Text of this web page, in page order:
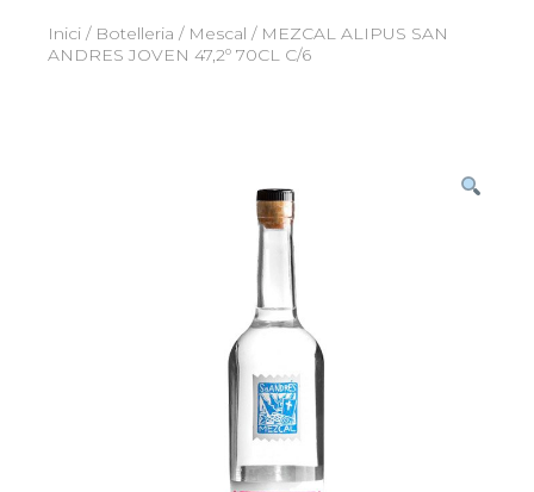
Inici / Botelleria / Mescal / MEZCAL ALIPUS SAN
ANDRES JOVEN 47,2º 70CL C/6